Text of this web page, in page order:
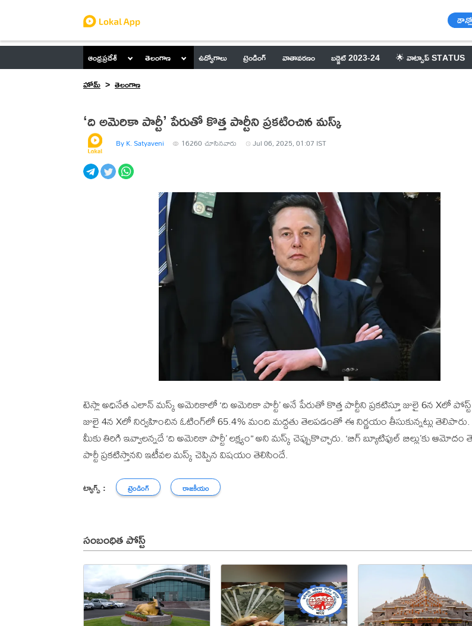
ఆంధ్రప్రదేశ్ తెలంగాణ ఉద్యోగాలు ట్రెండింగ్ వాతావరణం బడ్జెట్ 2023-24 🌟 వాట్సాప్ STATUS
హోమ్
తెలంగాణ
‘ది అమెరికా పార్టీ’ పేరుతో కొత్త పార్టీని ప్రకటించిన మస్క్‌
By K. Satyaveni 16260 చూసినవారు Jul 06, 2025, 01:07 IST
టెస్లా అధినేత ఎలాన్ మస్క్ అమెరికాలో ‘ది అమెరికా పార్టీ’ అనే పేరుతో కొత్త పార్టీని ప్రకటిస్తూ జులై 6న Xలో
జులై 4న Xలో నిర్వహించిన ఓటింగ్‌లో 65.4% మంది మద్దతు తెలపడంతో ఈ నిర్ణయం తీసుకున్నట్లు తెలిపారు.
మీకు తిరిగి ఇవ్వాలన్నదే ‘ది అమెరికా పార్టీ’ లక్ష్యం” అని మస్క్ చెప్పుకొచ్చారు. ‘బిగ్‌ బ్యూటిఫుల్‌ బిల్లు’కు ఆమోదం
పార్టీ ప్రకటిస్తానని ఇటీవల మస్క్‌ చెప్పిన విషయం తెలిసిందే.
ట్యాగ్స్ : ట్రెండింగ్ రాజకీయం
సంబంధిత పోస్ట్